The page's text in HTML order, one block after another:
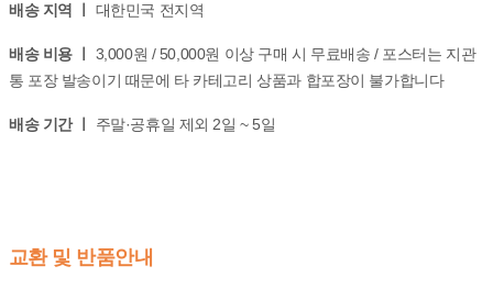
배송 지역 ㅣ 대한민국 전지역
배송 비용 ㅣ 3,000원 / 50,000원 이상 구매 시 무료배송 / 포스터는 지관
통 포장 발송이기 때문에 타 카테고리 상품과 합포장이 불가합니다
배송 기간 ㅣ 주말·공휴일 제외 2일 ~ 5일
교환 및 반품안내